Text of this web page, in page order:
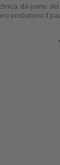
da parte
probatorio il